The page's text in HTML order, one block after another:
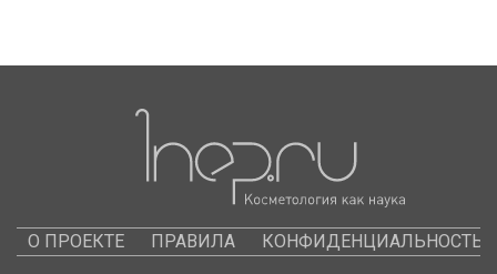
О ПРОЕКТЕ ПРАВИЛА КОНФИДЕНЦИАЛЬНОСТЬ